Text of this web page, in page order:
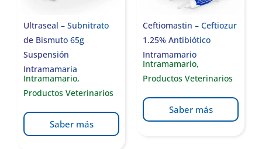
Ultraseal – Subnitrato
de Bismuto 65g
Suspensión
Intramamaria
Intramamario,
Productos Veterinarios
Saber más
Ceftiomastin – Ceftiozur
1.25% Antibiótico
Intramamario
Intramamario,
Productos Veterinarios
Saber más